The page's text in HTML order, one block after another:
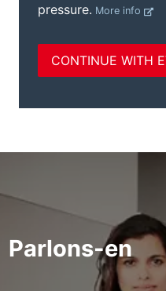
Parlons-en